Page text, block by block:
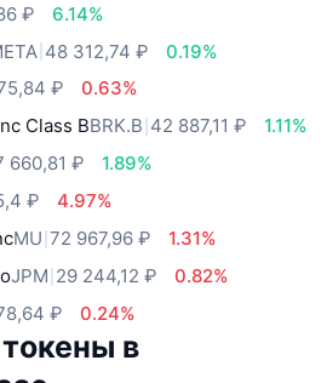
₽
6.14%
48 312,74 ₽
0.19%
₽
0.63%
Class BBRK.B 42 887,11 ₽
1.11%
660,81 ₽
1.89%
₽
4.97%
MU 72 967,96 ₽
1.31%
JPM 29 244,12 ₽
0.82%
₽ 0.24%
в